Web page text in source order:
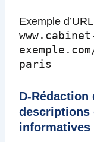
Exemple
paris
D-Rédaction
descriptions
informatives